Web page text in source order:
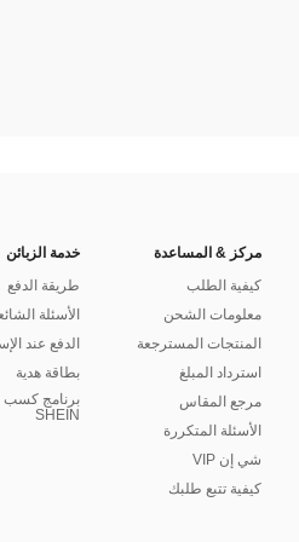
مركز & المساعدة
كيفية الطلب
معلومات الشحن
المنتجات المسترجعة
استرداد المبلغ
مرجع المقاس
الأسئلة المتكررة
شي إن VIP
كيفية تتبع طلبك
خدمة الزبائن
طريقة الدفع
الأسئلة
الدفع عند
بطاقة هدية
برنامج كسب
SHEIN